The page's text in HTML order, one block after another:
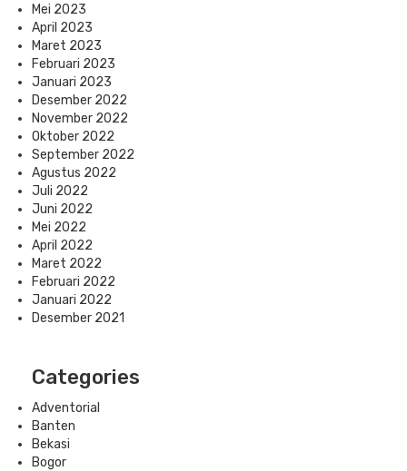
Mei 2023
April 2023
Maret 2023
Februari 2023
Januari 2023
Desember 2022
November 2022
Oktober 2022
September 2022
Agustus 2022
Juli 2022
Juni 2022
Mei 2022
April 2022
Maret 2022
Februari 2022
Januari 2022
Desember 2021
Categories
Adventorial
Banten
Bekasi
Bogor